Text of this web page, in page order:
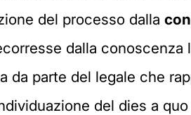
del processo dalla
dalla
da parte del legale che
del dies a